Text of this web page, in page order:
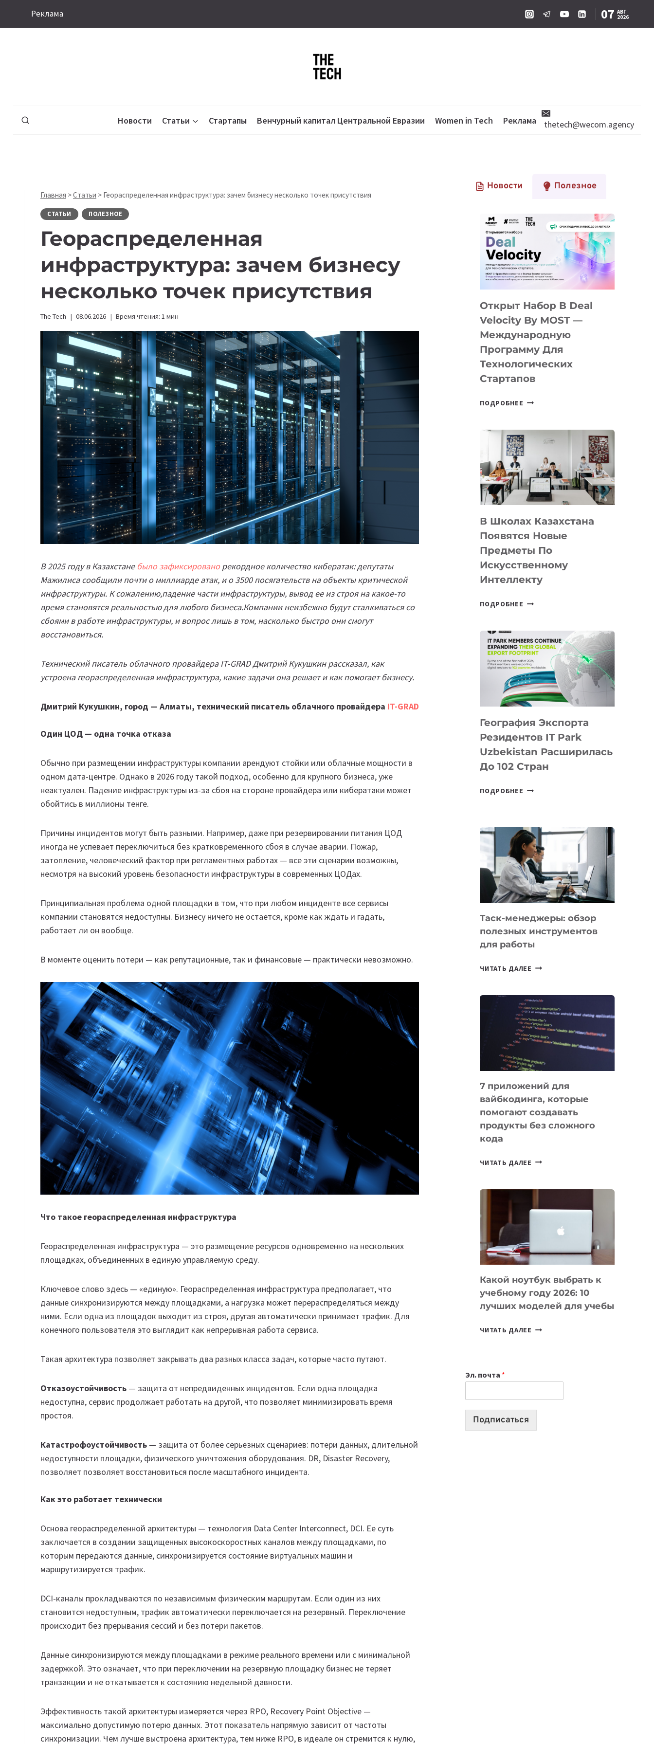
Реклама 07 АВГ
2026
Новости Статьи Стартапы Венчурный капитал Центральной Евразии Women in Tech Реклама thetech@wecom.agency
Главная >Статьи > Геораспределенная инфраструктура: зачем бизнесу несколько точек присутствия
СТАТЬИ ПОЛЕЗНОЕ
Геораспределенная
инфраструктура: зачем бизнесу
несколько точек присутствия
The Tech 08.06.2026 Время чтения: 1 мин
В 2025 году в Казахстане было зафиксированорекордное количество кибератак: депутаты
Мажилиса сообщили почти о миллиарде атак, и о 3500 посягательств на объекты критической
инфраструктуры. К сожалению,падение части инфраструктуры, вывод ее из строя на какое-то
время становятся реальностью для любого бизнеса.Компании неизбежно будут сталкиваться со
сбоями в работе инфраструктуры, и вопрос лишь в том, насколько быстро они смогут
восстановиться.
Технический писатель облачного провайдера IT-GRAD Дмитрий Кукушкин рассказал, как
устроена геораспределенная инфраструктура, какие задачи она решает и как помогает бизнесу.
Дмитрий Кукушкин, город — Алматы, технический писатель облачного провайдера IT-GRAD
Один ЦОД — одна точка отказа
Обычно при размещении инфраструктуры компании арендуют стойки или облачные мощности в
одном дата-центре. Однако в 2026 году такой подход, особенно для крупного бизнеса, уже
неактуален. Падение инфраструктуры из-за сбоя на стороне провайдера или кибератаки может
обойтись в миллионы тенге.
Причины инцидентов могут быть разными. Например, даже при резервировании питания ЦОД
иногда не успевает переключиться без кратковременного сбоя в случае аварии. Пожар,
затопление, человеческий фактор при регламентных работах — все эти сценарии возможны,
несмотря на высокий уровень безопасности инфраструктуры в современных ЦОДах.
Принципиальная проблема одной площадки в том, что при любом инциденте все сервисы
компании становятся недоступны. Бизнесу ничего не остается, кроме как ждать и гадать,
работает ли он вообще.
В моменте оценить потери — как репутационные, так и финансовые — практически невозможно.
Что такое геораспределенная инфраструктура
Геораспределенная инфраструктура — это размещение ресурсов одновременно на нескольких
площадках, объединенных в единую управляемую среду.
Ключевое слово здесь — «единую». Геораспределенная инфраструктура предполагает, что
данные синхронизируются между площадками, а нагрузка может перераспределяться между
ними. Если одна из площадок выходит из строя, другая автоматически принимает трафик. Для
конечного пользователя это выглядит как непрерывная работа сервиса.
Такая архитектура позволяет закрывать два разных класса задач, которые часто путают.
Отказоустойчивость — защита от непредвиденных инцидентов. Если одна площадка
недоступна, сервис продолжает работать на другой, что позволяет минимизировать время
простоя.
Катастрофоустойчивость — защита от более серьезных сценариев: потери данных, длительной
недоступности площадки, физического уничтожения оборудования. DR, Disaster Recovery,
позволяет позволяет восстановиться после масштабного инцидента.
Как это работает технически
Основа геораспределенной архитектуры — технология Data Center Interconnect, DCI. Ее суть
заключается в создании защищенных высокоскоростных каналов между площадками, по
которым передаются данные, синхронизируется состояние виртуальных машин и
маршрутизируется трафик.
DCI-каналы прокладываются по независимым физическим маршрутам. Если один из них
становится недоступным, трафик автоматически переключается на резервный. Переключение
происходит без прерывания сессий и без потери пакетов.
Данные синхронизируются между площадками в режиме реального времени или с минимальной
задержкой. Это означает, что при переключении на резервную площадку бизнес не теряет
транзакции и не откатывается к состоянию недельной давности.
Эффективность такой архитектуры измеряется через RPO, Recovery Point Objective —
максимально допустимую потерю данных. Этот показатель напрямую зависит от частоты
синхронизации. Чем лучше выстроена архитектура, тем ниже RPO, в идеале он стремится к нулю,
Новости Полезное
Открыт Набор В Deal
Velocity By MOST —
Международную
Программу Для
Технологических
Стартапов
ПОДРОБНЕЕ ОТКРЫТ
DEAL
VELOCITY
MOST
—
МЕЖДУНАРОДНУЮ
ДЛЯ
ТЕХНОЛОГИЧЕСКИХ
СТАРТАПОВ
В Школах Казахстана
Появятся Новые
Предметы По
Искусственному
Интеллекту
ПОДРОБНЕЕ
ПОЯВЯТСЯ
НОВЫЕ
ПРЕДМЕТЫ
ПО
ИСКУССТВЕННОМУ
ИНТЕЛЛЕКТУ
География Экспорта
Резидентов IT Park
Uzbekistan Расширилась
До 102 Стран
ПОДРОБНЕЕ ГЕОГРАФИЯ
PARK
UZBEKISTAN
РАСШИРИЛАСЬ
ДО
102
СТРАН
Таск-менеджеры: обзор
полезных инструментов
для работы
ЧИТАТЬ ДАЛЕЕ ТАСК-
ПОЛЕЗНЫХ
ИНСТРУМЕНТОВ
ДЛЯ
РАБОТЫ
7 приложений для
вайбкодинга, которые
помогают создавать
продукты без сложного
кода
ЧИТАТЬ ДАЛЕЕ
КОТОРЫЕ
СОЗДАВАТЬ
БЕЗ
КОДА
Какой ноутбук выбрать к
учебному году 2026: 10
лучших моделей для учебы
ЧИТАТЬ ДАЛЕЕ КАКОЙ
2026:
10
Эл. почта *
Подписаться